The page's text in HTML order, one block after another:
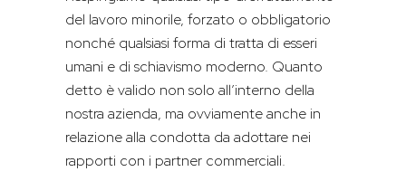
del lavoro minorile, forzato o obbligatorio
nonché qualsiasi forma di tratta di esseri
umani e di schiavismo moderno. Quanto
detto è valido non solo all’interno della
nostra azienda, ma ovviamente anche in
relazione alla condotta da adottare nei
rapporti con i partner commerciali.